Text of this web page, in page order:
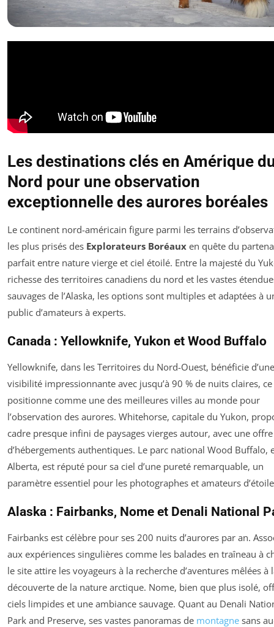
Les destinations clés en Amérique
Nord pour une observation
exceptionnelle des aurores boréales
Le continent nord-américain figure parmi les terrains
les plus prisés des Explorateurs Boréaux en quête du
parfait entre nature vierge et ciel étoilé. Entre la majesté du
richesse des territoires canadiens du nord et les vastes
sauvages de l’Alaska, les options sont multiples et adaptées à
public d’amateurs à experts.
Canada : Yellowknife, Yukon et Wood Buffalo
Yellowknife, dans les Territoires du Nord-Ouest, bénéficie d’une
visibilité impressionnante avec jusqu’à 90 % de nuits claires,
positionne comme une des meilleures villes au monde pour
l’observation des aurores. Whitehorse, capitale du Yukon,
cadre presque infini de paysages vierges autour, avec une offre
d’hébergements authentiques. Le parc national Wood Buffalo,
Alberta, est réputé pour sa ciel d’une pureté remarquable, un
paramètre essentiel pour les photographes et amateurs
Alaska : Fairbanks, Nome et Denali National
Fairbanks est célèbre pour ses 200 nuits d’aurores par an.
aux expériences singulières comme les balades en traîneau à
le site attire les voyageurs à la recherche d’aventures mêlées à
découverte de la nature arctique. Nome, bien que plus isolé,
ciels limpides et une ambiance sauvage. Quant au Denali
Park and Preserve, ses vastes panoramas de montagne sans